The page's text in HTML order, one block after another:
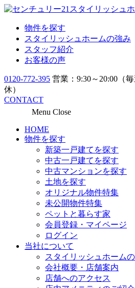
物件を探す
スタイリッシュホームの強み
スタッフ紹介
お客様の声
0120-772-395 営業：9:30～20:00（
休）
CONTACT
Menu Close
HOME
物件を探す
新築一戸建てを探す
中古一戸建てを探す
中古マンションを探す
土地を探す
オリジナル物件特集
未公開物件特集
ペットと暮らす家
会員登録・マイページ
ログイン
当社について
スタイリッシュホーム
会社概要・店舗案内
店舗へのアクセス